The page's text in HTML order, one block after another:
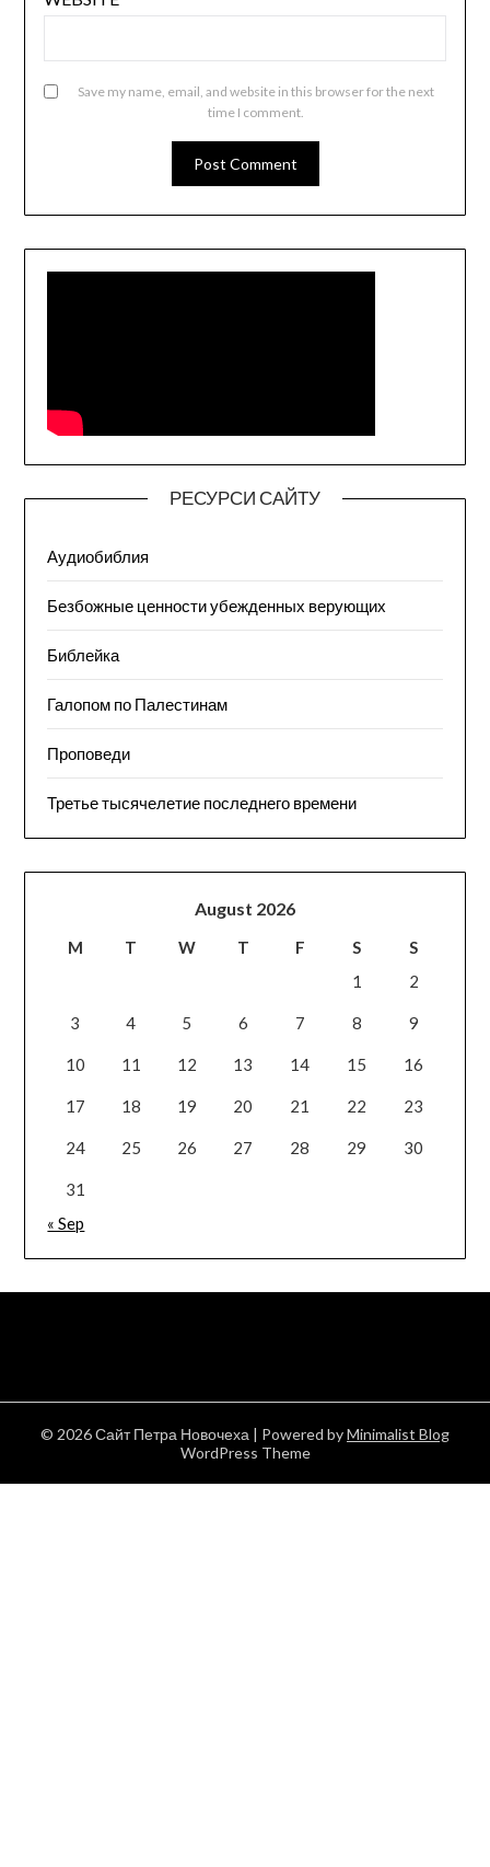
Save my name, email, and website in this browser for the next
time I comment.
РЕСУРСИ САЙТУ
Аудиобиблия
Безбожные ценности убежденных верующих
Библейка
Галопом по Палестинам
Проповеди
Третье тысячелетие последнего времени
August 2026
M T W T F S
S
1
2
3 4 5 6 7 8 9
10 11 12 13 14 15 16
17 18 19 20 21 22 23
24 25 26 27 28 29 30
31
« Sep
© 2026 Сайт Петра Новочеха | Powered byMinimalist Blog
WordPress Theme